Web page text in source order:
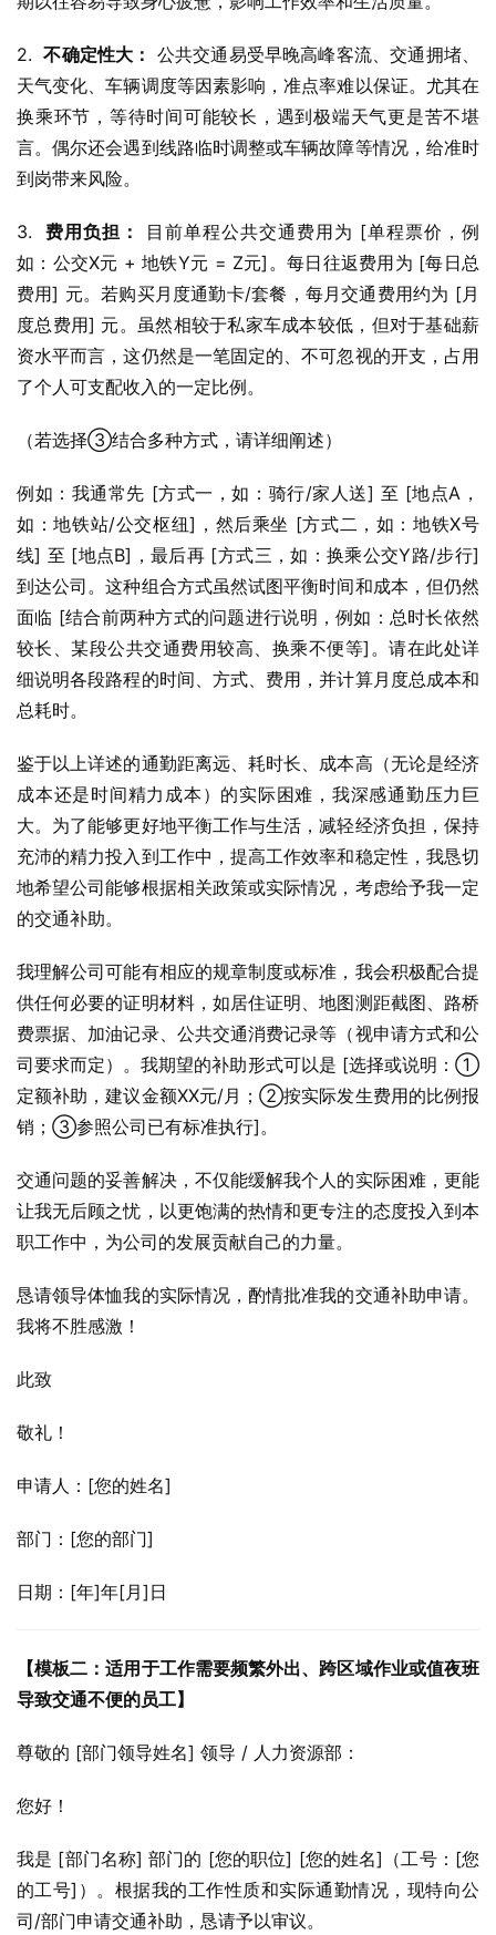
2. 不确定性大： 公共交通易受早晚高峰客流、交通拥堵、
天气变化、车辆调度等因素影响，准点率难以保证。尤其在
换乘环节，等待时间可能较长，遇到极端天气更是苦不堪
言。偶尔还会遇到线路临时调整或车辆故障等情况，给准时
到岗带来风险。
3. 费用负担：
目前单程公共交通费用为 [单程票价，例
如：公交X元 + 地铁Y元 = Z元]。每日往返费用为 [每日总
费用] 元。若购买月度通勤卡/套餐，每月交通费用约为 [月
度总费用] 元。虽然相较于私家车成本较低，但对于基础薪
资水平而言，这仍然是一笔固定的、不可忽视的开支，占用
了个人可支配收入的一定比例。
（若选择③结合多种方式，请详细阐述）
例如：我通常先 [方式一，如：骑行/家人送] 至 [地点A，
如：地铁站/公交枢纽]，然后乘坐 [方式二，如：地铁X号
线] 至 [地点B]，最后再 [方式三，如：换乘公交Y路/步行]
到达公司。这种组合方式虽然试图平衡时间和成本，但仍然
面临 [结合前两种方式的问题进行说明，例如：总时长依然
较长、某段公共交通费用较高、换乘不便等]。请在此处详
细说明各段路程的时间、方式、费用，并计算月度总成本和
总耗时。
鉴于以上详述的通勤距离远、耗时长、成本高（无论是经济
成本还是时间精力成本）的实际困难，我深感通勤压力巨
大。为了能够更好地平衡工作与生活，减轻经济负担，保持
充沛的精力投入到工作中，提高工作效率和稳定性，我恳切
地希望公司能够根据相关政策或实际情况，考虑给予我一定
的交通补助。
我理解公司可能有相应的规章制度或标准，我会积极配合提
供任何必要的证明材料，如居住证明、地图测距截图、路桥
费票据、加油记录、公共交通消费记录等（视申请方式和公
司要求而定）。我期望的补助形式可以是 [选择或说明：①
定额补助，建议金额XX元/月；②按实际发生费用的比例报
销；③参照公司已有标准执行]。
交通问题的妥善解决，不仅能缓解我个人的实际困难，更能
让我无后顾之忧，以更饱满的热情和更专注的态度投入到本
职工作中，为公司的发展贡献自己的力量。
恳请领导体恤我的实际情况，酌情批准我的交通补助申请。
我将不胜感激！
此致
敬礼！
申请人：[您的姓名]
部门：[您的部门]
日期：[年]年[月]日
【模板二：适用于工作需要频繁外出、跨区域作业或值夜班
导致交通不便的员工】
尊敬的 [部门领导姓名] 领导 / 人力资源部：
您好！
我是 [部门名称] 部门的 [您的职位] [您的姓名]（工号：[您
的工号]）。根据我的工作性质和实际通勤情况，现特向公
司/部门申请交通补助，恳请予以审议。